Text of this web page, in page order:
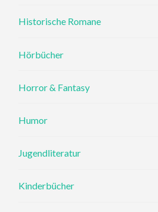
Historische Romane
Hörbücher
Horror & Fantasy
Humor
Jugendliteratur
Kinderbücher